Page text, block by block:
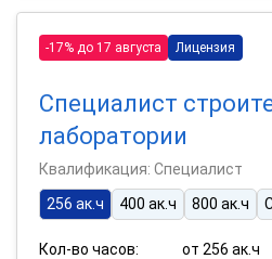
-17% до 17 августа Лицензия
Специалист
лаборатории
Квалификация: Специалист
256 ак.ч
400 ак.ч 800 ак.ч
Кол-во часов:
от 256 ак.ч